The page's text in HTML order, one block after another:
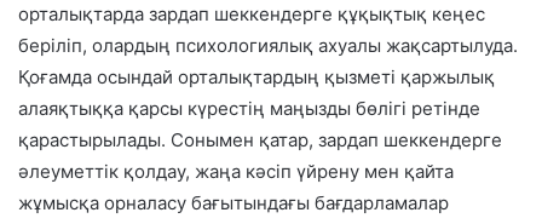
орталықтарда зардап шеккендерге құқықтық кеңес
беріліп, олардың психологиялық ахуалы жақсартылуда.
Қоғамда осындай орталықтардың қызметі қаржылық
алаяқтыққа қарсы күрестің маңызды бөлігі ретінде
қарастырылады. Сонымен қатар, зардап шеккендерге
әлеуметтік қолдау, жаңа кәсіп үйрену мен қайта
жұмысқа орналасу бағытындағы бағдарламалар